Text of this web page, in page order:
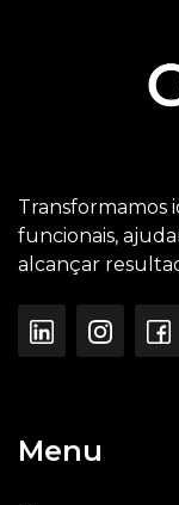
Transformamos
funcionais,
alcançar
Menu